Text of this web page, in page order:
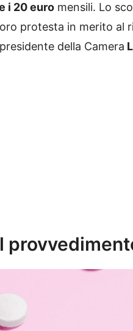
i 20 euro mensili. Lo
protesta in merito al
della Camera